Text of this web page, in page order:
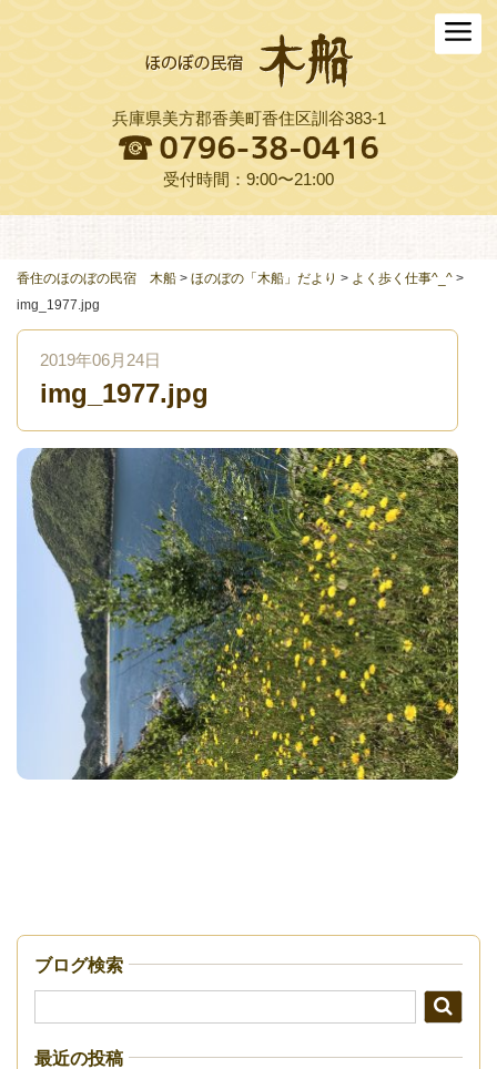
兵庫県美方郡香美町香住区訓谷383-1
受付時間：9:00〜21:00
交通アクセス
よくある質問
お役立ちリンク集
ご予約プラン一覧
English
香住のほのぼの民宿 木船 > ほのぼの「木船」だより > よく歩く仕事^_^ >
img_1977.jpg
2019年06月24日
img_1977.jpg
ブログ検索
最近の投稿